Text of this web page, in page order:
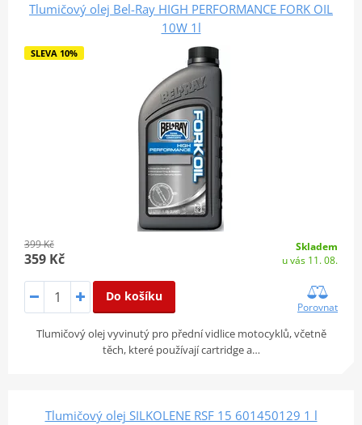
Tlumičový olej Bel-Ray HIGH PERFORMANCE FORK OIL
10W 1l
SLEVA 10%
399 Kč
359 Kč
Skladem
u vás 11. 08.
Do košíku
Porovnat
Tlumičový olej vyvinutý pro přední vidlice motocyklů, včetně
těch, které používají cartridge a…
Tlumičový olej SILKOLENE RSF 15 601450129 1 l